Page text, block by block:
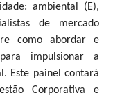
ambiental (E),
de mercado
como abordar e
impulsionar a
Este painel contará
Corporativa e